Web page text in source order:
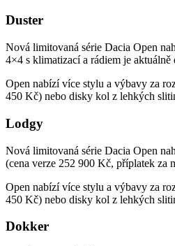
Duster
Nová limitovaná série Dacia Open
4×4 s klimatizací a rádiem je aktuálně
Open nabízí více stylu a výbavy za
450 Kč) nebo disky kol z lehkých
Lodgy
Nová limitovaná série Dacia Open
(cena verze 252 900 Kč, příplatek za
Open nabízí více stylu a výbavy za
450 Kč) nebo disky kol z lehkých
Dokker